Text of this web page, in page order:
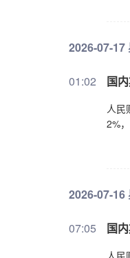
2026-07-17
01:02 国
人民
2%
2026-07-16
07:05 国
人民